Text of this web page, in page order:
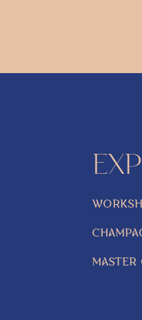
MASTER